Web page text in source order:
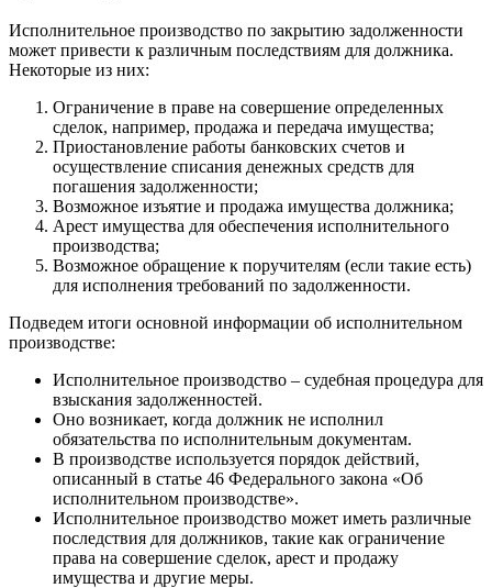
Исполнительное производство по закрытию задолженности
может привести к различным последствиям для должника.
Некоторые из них:
Ограничение в праве на совершение определенных
сделок, например, продажа и передача имущества;
Приостановление работы банковских счетов и
осуществление списания денежных средств для
погашения задолженности;
Возможное изъятие и продажа имущества должника;
Арест имущества для обеспечения исполнительного
производства;
Возможное обращение к поручителям (если такие есть)
для исполнения требований по задолженности.
Подведем итоги основной информации об исполнительном
производстве:
Исполнительное производство – судебная процедура для
взыскания задолженностей.
Оно возникает, когда должник не исполнил
обязательства по исполнительным документам.
В производстве используется порядок действий,
описанный в статье 46 Федерального закона «Об
исполнительном производстве».
Исполнительное производство может иметь различные
последствия для должников, такие как ограничение
права на совершение сделок, арест и продажу
имущества и другие меры.